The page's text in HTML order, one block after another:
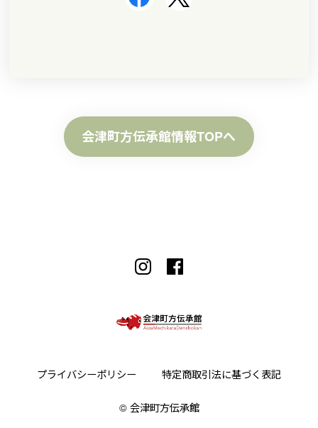
会津町方伝承館情報TOPへ
プライバシーポリシー 特定商取引法に基づく表記
©︎ 会津町方伝承館